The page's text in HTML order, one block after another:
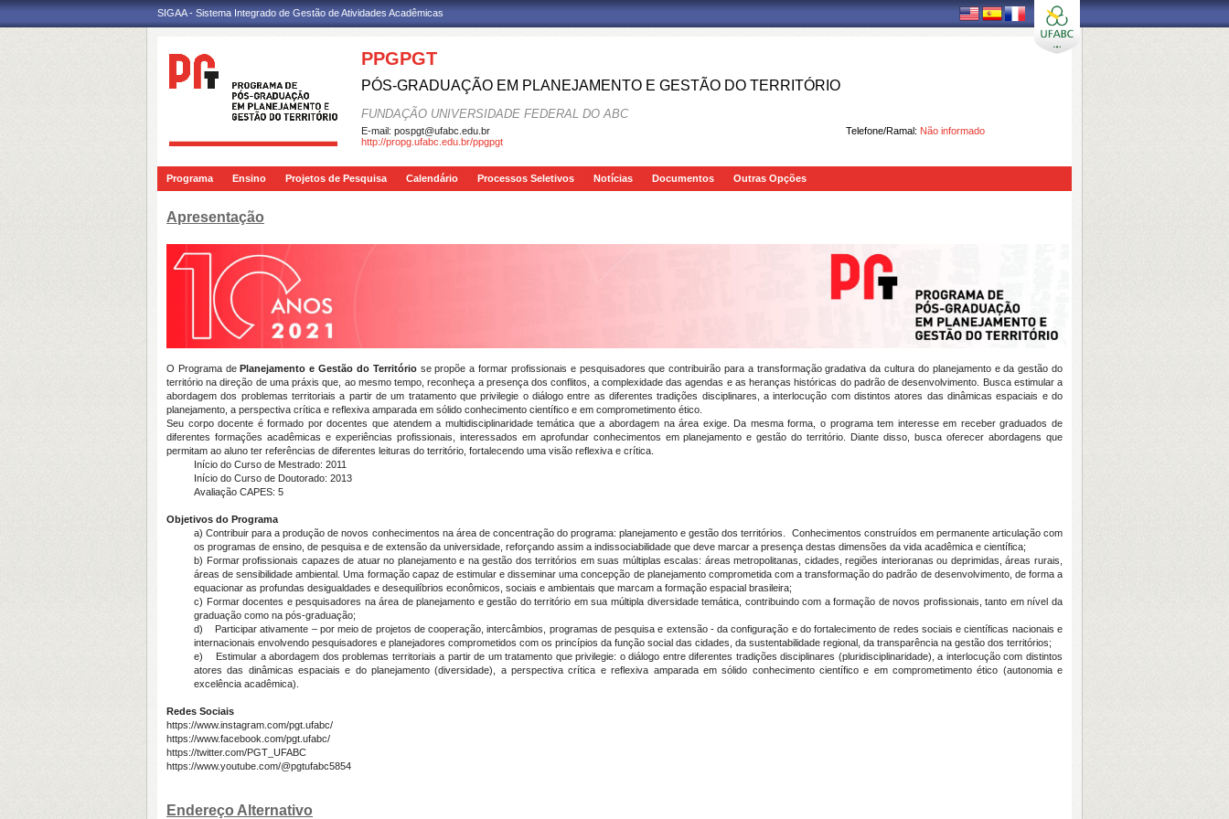
SIGAA - Sistema Integrado de Gestão de Atividades Acadêmicas
PPGPGT
PÓS-GRADUAÇÃO EM PLANEJAMENTO E GESTÃO DO TERRITÓRIO
FUNDAÇÃO UNIVERSIDADE FEDERAL DO ABC
Telefone/Ramal: Não informado
E-mail: pospgt@ufabc.edu.br
http://propg.ufabc.edu.br/ppgpgt
Programa Ensino Projetos de Pesquisa Calendário Processos Seletivos Notícias Documentos Outras Opções
Apresentação
O Programa dePlanejamento e Gestão do Território se propõe a formar profissionais e pesquisadores que contribuirão para a transformação gradativa da cultura do planejamento e da gestão do
território na direção de uma práxis que, ao mesmo tempo, reconheça a presença dos conflitos, a complexidade das agendas e as heranças históricas do padrão de desenvolvimento. Busca estimular a
abordagem dos problemas territoriais a partir de um tratamento que privilegie o diálogo entre as diferentes tradições disciplinares, a interlocução com distintos atores das dinâmicas espaciais e do
planejamento, a perspectiva crítica e reflexiva amparada em sólido conhecimento científico e em comprometimento ético.
Seu corpo docente é formado por docentes que atendem a multidisciplinaridade temática que a abordagem na área exige. Da mesma forma, o programa tem interesse em receber graduados de
diferentes formações acadêmicas e experiências profissionais, interessados em aprofundar conhecimentos em planejamento e gestão do território. Diante disso, busca oferecer abordagens que
permitam ao aluno ter referências de diferentes leituras do território, fortalecendo uma visão reflexiva e crítica.
Início do Curso de Mestrado: 2011
Início do Curso de Doutorado: 2013
Avaliação CAPES: 5
Objetivos do Programa
a) Contribuir para a produção de novos conhecimentos na área de concentração do programa: planejamento e gestão dos territórios. Conhecimentos construídos em permanente articulação com
os programas de ensino, de pesquisa e de extensão da universidade, reforçando assim a indissociabilidade que deve marcar a presença destas dimensões da vida acadêmica e científica;
b) Formar profissionais capazes de atuar no planejamento e na gestão dos territórios em suas múltiplas escalas: áreas metropolitanas, cidades, regiões interioranas ou deprimidas, áreas rurais,
áreas de sensibilidade ambiental. Uma formação capaz de estimular e disseminar uma concepção de planejamento comprometida com a transformação do padrão de desenvolvimento, de forma a
equacionar as profundas desigualdades e desequilíbrios econômicos, sociais e ambientais que marcam a formação espacial brasileira;
c) Formar docentes e pesquisadores na área de planejamento e gestão do território em sua múltipla diversidade temática, contribuindo com a formação de novos profissionais, tanto em nível da
graduação como na pós-graduação;
d) Participar ativamente – por meio de projetos de cooperação, intercâmbios, programas de pesquisa e extensão - da configuração e do fortalecimento de redes sociais e científicas nacionais e
internacionais envolvendo pesquisadores e planejadores comprometidos com os princípios da função social das cidades, da sustentabilidade regional, da transparência na gestão dos territórios;
e) Estimular a abordagem dos problemas territoriais a partir de um tratamento que privilegie: o diálogo entre diferentes tradições disciplinares (pluridisciplinaridade), a interlocução com distintos
atores das dinâmicas espaciais e do planejamento (diversidade), a perspectiva crítica e reflexiva amparada em sólido conhecimento científico e em comprometimento ético (autonomia e
excelência acadêmica).
Redes Sociais
https://www.instagram.com/pgt.ufabc/
https://www.facebook.com/pgt.ufabc/
https://twitter.com/PGT_UFABC
https://www.youtube.com/@pgtufabc5854
Endereço Alternativo